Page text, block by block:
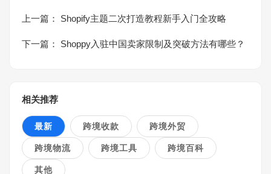
上一篇： Shopify主题二次打造教程新手入门全攻略
下一篇： Shoppy入驻中国卖家限制及突破方法有哪些？
相关推荐
最新 跨境收款 跨境外贸
跨境物流 跨境工具 跨境百科
其他